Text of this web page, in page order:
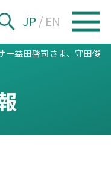
JP / EN
ー益田啓司さま、守田俊